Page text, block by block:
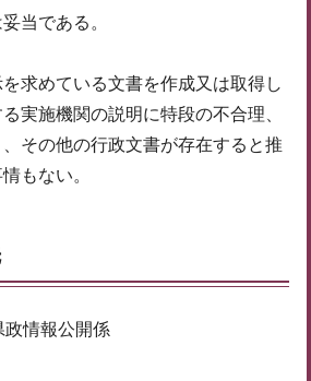
当である。
求めている文書を作成又は取得し
実施機関の説明に特段の不合理、
その他の行政文書が存在すると推
もない。
政情報公開係